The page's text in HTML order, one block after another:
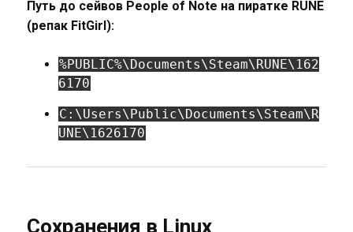
Путь до сейвов People of Note на пиратке RUNE
(репак FitGirl):
%PUBLIC%\Documents\Steam\RUNE\162
6170
C:\Users\Public\Documents\Steam\R
UNE\1626170
Сохранения в Linux